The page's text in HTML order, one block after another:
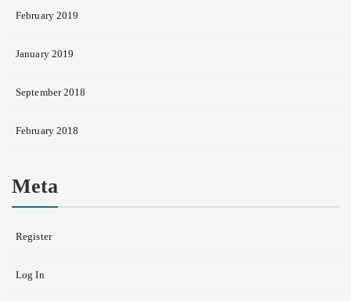
February 2019
January 2019
September 2018
February 2018
Meta
Register
Log In